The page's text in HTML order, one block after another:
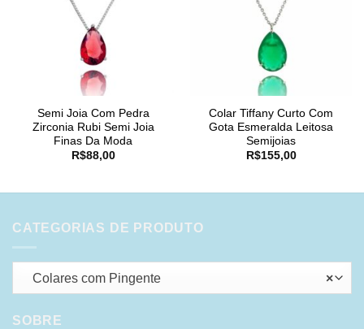
Semi Joia Com Pedra
Zirconia Rubi Semi Joia
Finas Da Moda
R$88,00
Colar Tiffany Curto Com
Gota Esmeralda Leitosa
Semijoias
R$155,00
CATEGORIAS DE PRODUTO
×
Colares com Pingente
SOBRE